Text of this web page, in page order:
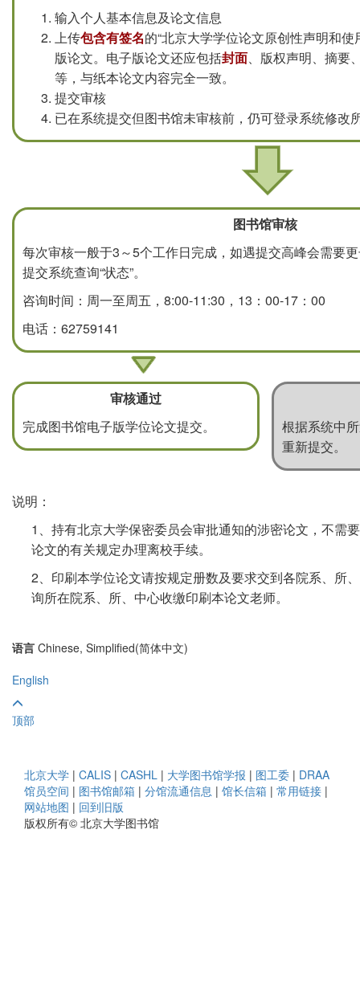
输入个人基本信息及论文信息
上传包含有签名的“北京大学学位论文原创性声明和使
版论文。电子版论文还应包括封面、版权声明、摘要
等，与纸本论文内容完全一致。
提交审核
已在系统提交但图书馆未审核前，仍可登录系统修改
图书馆审核
每次审核一般于3～5个工作日完成，如遇提交高峰会需要
提交系统查询“状态”。
咨询时间：周一至周五，8:00-11:30，13：00-17：00
电话：62759141
审核通过
完成图书馆电子版学位论文提交。
根据系统中
重新提交。
说明：
1、持有北京大学保密委员会审批通知的涉密论文，不需
论文的有关规定办理离校手续。
2、印刷本学位论文请按规定册数及要求交到各院系、所
询所在院系、所、中心收缴印刷本论文老师。
语言 Chinese, Simplified(简体中文)
English
顶部
北京大学 | CALIS | CASHL | 大学图书馆学报 | 图工委 | DRAA
馆员空间 | 图书馆邮箱 | 分馆流通信息 | 馆长信箱 | 常用链接 |
网站地图 | 回到旧版
版权所有© 北京大学图书馆